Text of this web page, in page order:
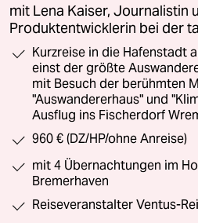
mit Lena Kaiser, Journalistin
Produktentwicklerin bei der
Kurzreise in die Hafenstadt
einst der größte
mit Besuch der berühmten
"Auswandererhaus" und
Ausflug ins Fischerdorf
960 € (DZ/HP/ohne Anreise)
mit 4 Übernachtungen im
Bremerhaven
Reiseveranstalter Ventus-